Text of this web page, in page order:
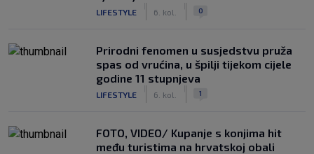
LIFESTYLE 6. kol. 0
Prirodni fenomen u susjedstvu pruža
spas od vrućina, u špilji tijekom cijele
godine 11 stupnjeva
LIFESTYLE 6. kol. 1
FOTO, VIDEO/ Kupanje s konjima hit
među turistima na hrvatskoj obali